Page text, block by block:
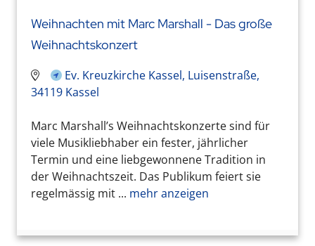
Weihnachten mit Marc Marshall - Das große
Weihnachtskonzert
Ev. Kreuzkirche Kassel, Luisenstraße,
34119 Kassel
Marc Marshall’s Weihnachtskonzerte sind für
viele Musikliebhaber ein fester, jährlicher
Termin und eine liebgewonnene Tradition in
der Weihnachtszeit. Das Publikum feiert sie
regelmässig mit ... mehr anzeigen